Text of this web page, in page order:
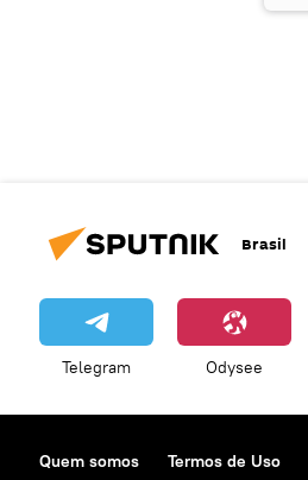
Brasil
Telegram Odysee
Quem somos Termos de Uso